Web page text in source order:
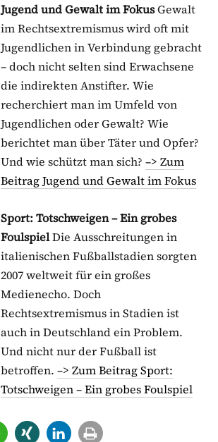
Jugend und Gewalt im FokusGewalt
im Rechtsextremismus wird oft mit
Jugendlichen in Verbindung gebracht
– doch nicht selten sind Erwachsene
die indirekten Anstifter. Wie
recherchiert man im Umfeld von
Jugendlichen oder Gewalt? Wie
berichtet man über Täter und Opfer?
Und wie schützt man sich? –> Zum
Beitrag Jugend und Gewalt im Fokus
Sport: Totschweigen – Ein grobes
FoulspielDie Ausschreitungen in
italienischen Fußballstadien sorgten
2007 weltweit für ein großes
Medienecho. Doch
Rechtsextremismus in Stadien ist
auch in Deutschland ein Problem.
Und nicht nur der Fußball ist
betroffen. –> Zum Beitrag Sport:
Totschweigen – Ein grobes Foulspiel